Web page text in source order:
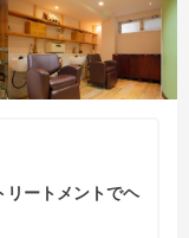
リートメントでヘ